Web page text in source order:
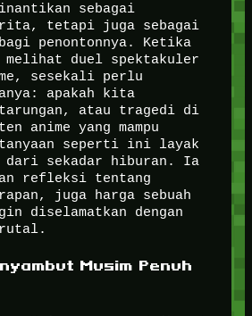
sebagai
tetapi juga sebagai
penontonnya. Ketika
duel spektakuler
sesekali perlu
apakah kita
atau tragedi di
anime yang mampu
seperti ini layak
sekadar hiburan. Ia
refleksi tentang
juga harga sebuah
diselamatkan dengan
Musim Penuh